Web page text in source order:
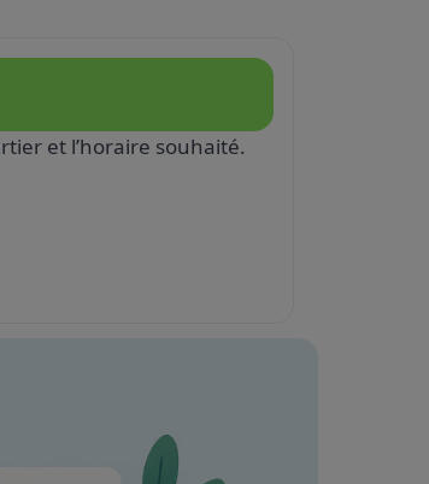
et l’horaire souhaité.